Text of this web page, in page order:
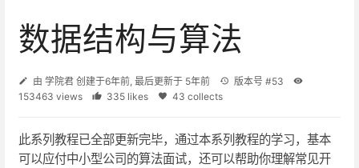
数据结构与算法
由 学院君 创建于6年前, 最后更新于 5年前
版本号 #53
153463 views
335 likes 43 collects
此系列教程已全部更新完毕，通过本系列教程的学习，基本
可以应付中小型公司的算法面试，还可以帮助你理解常见开